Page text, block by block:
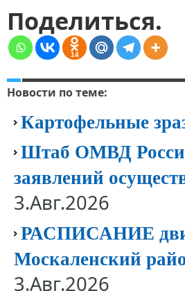
Поделиться.
14
Новости по теме:
Картофельные
Штаб ОМВД
заявлений
3.Авг.2026
РАСПИСАНИЕ
Москаленский
3.Авг.2026